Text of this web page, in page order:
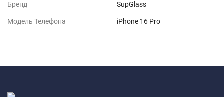
Бренд SupGlass
Модель Телефона iPhone 16 Pro